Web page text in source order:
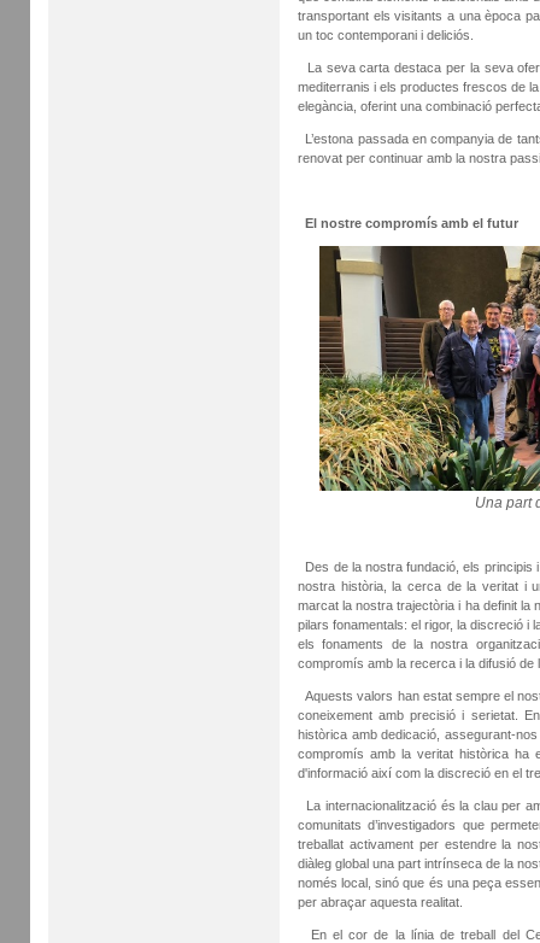
transportant els visitants a una època
un toc contemporani i deliciós.
La seva carta destaca per la seva
mediterranis i els productes frescos de
elegància, oferint una combinació
L’estona passada en companyia de
renovat per continuar amb la nostra
El nostre compromís amb el futur
Una part
Des de la nostra fundació, els principis
nostra història, la cerca de la veritat i
marcat la nostra trajectòria i ha definit la
pilars fonamentals: el rigor, la discreció i
els fonaments de la nostra
compromís amb la recerca i la difusió de
Aquests valors han estat sempre el
coneixement amb precisió i serietat.
històrica amb dedicació, assegurant-
compromís amb la veritat històrica ha
d'informació així com la discreció en el
La internacionalització és la clau per
comunitats d’investigadors que
treballat activament per estendre la
diàleg global una part intrínseca de la
només local, sinó que és una peça
per abraçar aquesta realitat.
En el cor de la línia de treball del